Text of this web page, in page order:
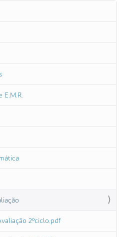
E.M.R.
2ºciclo.pdf